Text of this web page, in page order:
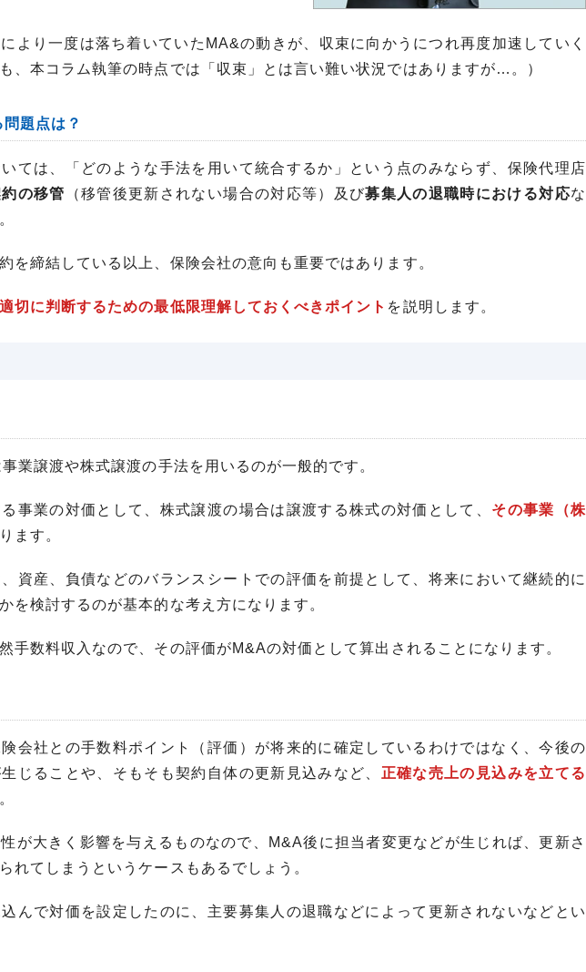
より一度は落ち着いていたMA&の動きが、収束に向かうにつれ再度加速していく
、本コラム執筆の時点では「収束」とは言い難い状況ではありますが…。）
題点は？
ては、「どのような手法を用いて統合するか」という点のみならず、保険代理店
の移管 （移管後更新されない場合の対応等）及び募集人の退職時における対応な
を締結している以上、保険会社の意向も重要ではあります。
切に判断するための最低限理解しておくべきポイント を説明します。
業譲渡や株式譲渡の手法を用いるのが一般的です。
事業の対価として、株式譲渡の場合は譲渡する株式の対価として、 その事業（株
ます。
資産、負債などのバランスシートでの評価を前提として、将来において継続的に
を検討するのが基本的な考え方になります。
手数料収入なので、その評価がM&Aの対価として算出されることになります。
会社との手数料ポイント（評価）が将来的に確定しているわけではなく、今後の
じることや、そもそも契約自体の更新見込みなど、 正確な売上の見込みを立てる
が大きく影響を与えるものなので、M&A後に担当者変更などが生じれば、更新さ
れてしまうというケースもあるでしょう。
んで対価を設定したのに、主要募集人の退職などによって更新されないなどとい